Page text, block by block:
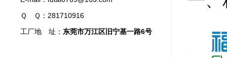
Ｑ Ｑ：281710916
工厂地 址： 东莞市万江区旧宁基一路6号